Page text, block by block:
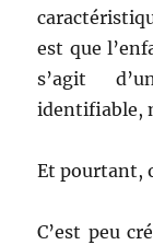
est que
s’agit
identifiable,
Et pourtant,
C’est peu